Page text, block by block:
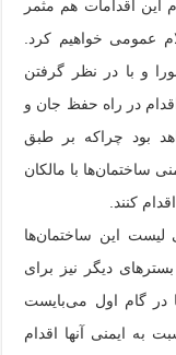
این اقدامات هم مثمر
عمومی خواهیم کرد.
و با در نظر گرفتن
در راه حفظ جان و
بود چراکه بر طبق
ساختمان‌ها با مالکان
کنند.
لیست این ساختمان‌ها
دیگر نیز برای
در گام اول می‌بایست
به ایمنی آنها اقدام